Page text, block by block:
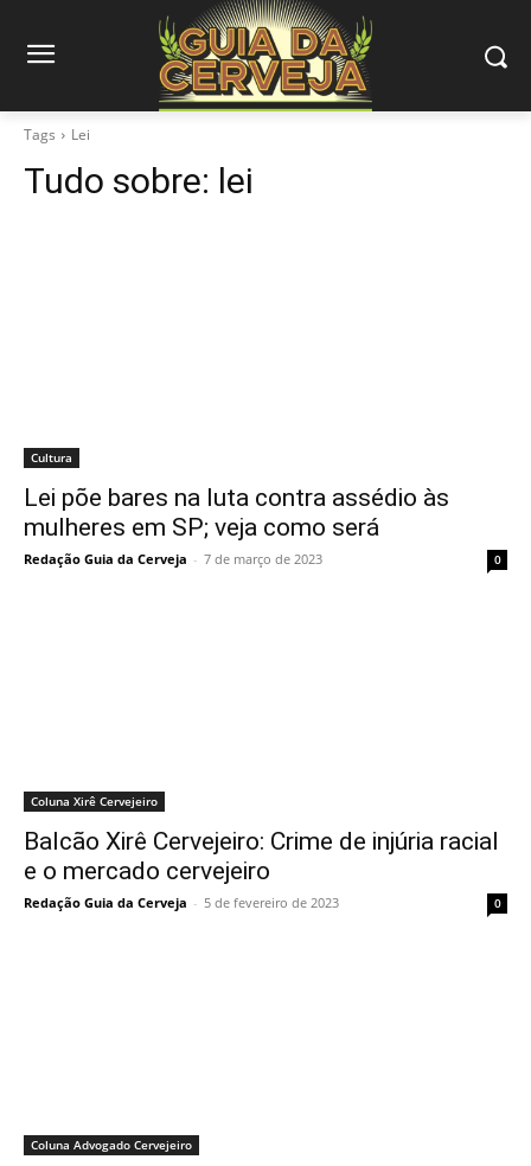
Tags Lei
Tudo sobre: lei
Cultura
Lei põe bares na luta contra assédio às
mulheres em SP; veja como será
Redação Guia da Cerveja - 7 de março de 2023 0
Coluna Xirê Cervejeiro
Balcão Xirê Cervejeiro: Crime de injúria racial
e o mercado cervejeiro
Redação Guia da Cerveja - 5 de fevereiro de 2023 0
Coluna Advogado Cervejeiro